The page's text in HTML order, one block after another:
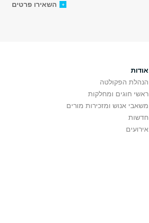
השאירו פרטים
אודות
הנהלת הפקולטה
ראשי חוגים ומחלקות
משאבי אנוש ומזכירות מורים
חדשות
אירועים